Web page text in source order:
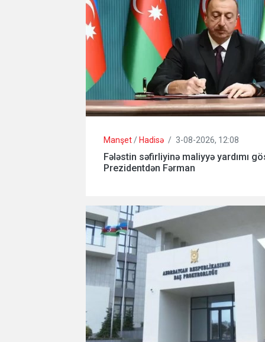
Manşet /Hadisə / 3-08-2026, 12:08
Fələstin səfirliyinə maliyyə yardımı
Prezidentdən Fərman